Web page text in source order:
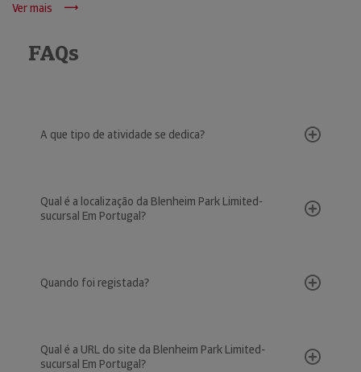
Ver mais
FAQs
A que tipo de atividade se dedica?
Qual é a localização da Blenheim Park Limited-
sucursal Em Portugal?
Quando foi registada?
Qual é a URL do site da Blenheim Park Limited-
sucursal Em Portugal?